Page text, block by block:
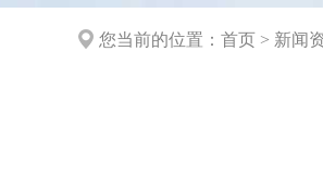
您当前的位置： 首页 > 新闻